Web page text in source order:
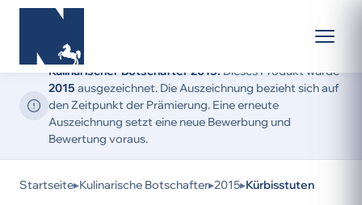
Kulinarischer Botschafter 2015:Dieses Produkt wurde
2015 ausgezeichnet. Die Auszeichnung bezieht sich auf
den Zeitpunkt der Prämierung. Eine erneute
Auszeichnung setzt eine neue Bewerbung und
Bewertung voraus.
Startseite▸Kulinarische Botschafter▸2015▸Kürbisstuten